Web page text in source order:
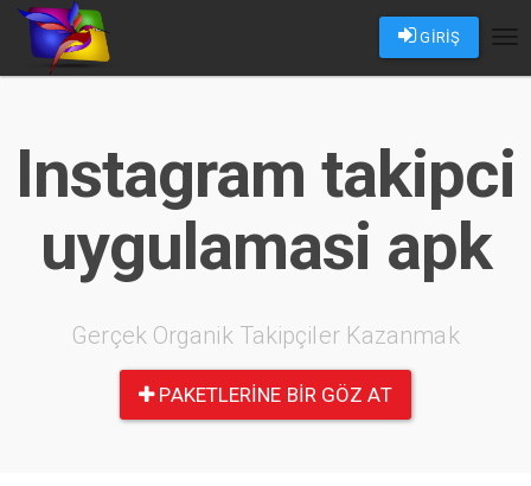
GİRİŞ
Instagram takipci
uygulamasi apk
Gerçek Organik Takipçiler Kazanmak
PAKETLERINE BIR GÖZ AT